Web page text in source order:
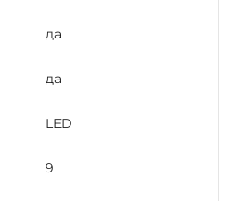
да
да
LED
9